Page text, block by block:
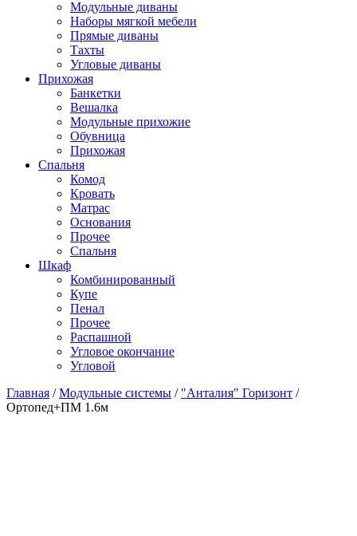
Модульные диваны
Наборы мягкой мебели
Прямые диваны
Тахты
Угловые диваны
Прихожая
Банкетки
Вешалка
Модульные прихожие
Обувница
Прихожая
Спальня
Комод
Кровать
Матраc
Основания
Прочее
Спальня
Шкаф
Комбинированный
Купе
Пенал
Прочее
Распашной
Угловое окончание
Угловой
Главная /Модульные системы / "Анталия" Горизонт /
Ортопед+ПМ 1.6м